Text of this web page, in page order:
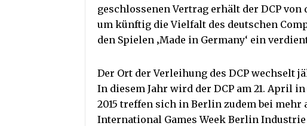
geschlossenen Vertrag erhält der DCP
um künftig die Vielfalt des deutschen
den Spielen ‚Made in Germany‘ ein
Der Ort der Verleihung des DCP wechselt
In diesem Jahr wird der DCP am 21. April
2015 treffen sich in Berlin zudem bei mehr
International Games Week Berlin